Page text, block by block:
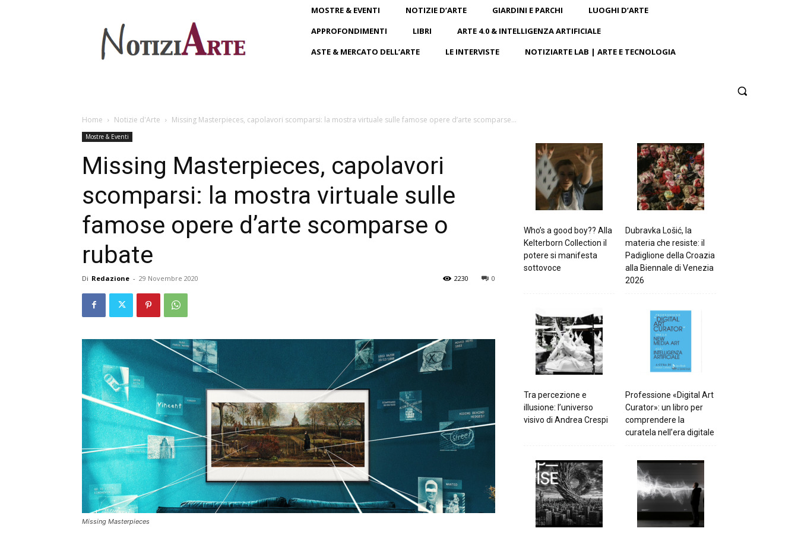
MOSTRE & EVENTI NOTIZIE D’ARTE GIARDINI E PARCHI
LUOGHI D’ARTE
APPROFONDIMENTI
LIBRI
ARTE 4.0 & INTELLIGENZA ARTIFICIALE
ASTE & MERCATO DELL’ARTE
LE INTERVISTE NOTIZIARTE LAB | ARTE E TECNOLOGIA
Home Notizie d'Arte Missing Masterpieces, capolavori scomparsi: la mostra virtuale sulle famose opere d’arte scomparse...
Mostre & Eventi
Missing Masterpieces, capolavori
scomparsi: la mostra virtuale sulle
famose opere d’arte scomparse o
rubate
Di Redazione - 29 Novembre 2020 0
2230
Missing Masterpieces
Who’s a good boy?? Alla
Kelterborn Collection il
potere si manifesta
sottovoce
Dubravka Lošić, la
materia che resiste: il
Padiglione della Croazia
alla Biennale di Venezia
2026
Tra percezione e
illusione: l’universo
visivo di Andrea Crespi
Professione «Digital Art
Curator»: un libro per
comprendere la
curatela nell’era digitale